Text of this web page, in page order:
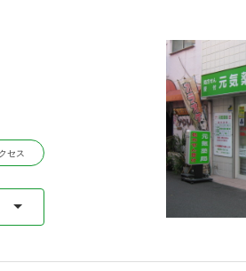
セス